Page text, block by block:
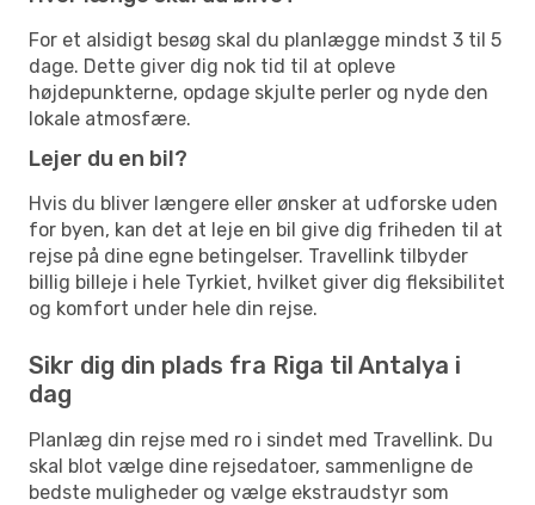
For et alsidigt besøg skal du planlægge mindst 3 til 5
dage. Dette giver dig nok tid til at opleve
højdepunkterne, opdage skjulte perler og nyde den
lokale atmosfære.
Lejer du en bil?
Hvis du bliver længere eller ønsker at udforske uden
for byen, kan det at leje en bil give dig friheden til at
rejse på dine egne betingelser. Travellink tilbyder
billig billeje i hele Tyrkiet, hvilket giver dig fleksibilitet
og komfort under hele din rejse.
Sikr dig din plads fra Riga til Antalya i
dag
Planlæg din rejse med ro i sindet med Travellink. Du
skal blot vælge dine rejsedatoer, sammenligne de
bedste muligheder og vælge ekstraudstyr som